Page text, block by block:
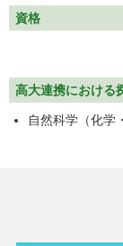
資格
高大連携における
自然科学（化学